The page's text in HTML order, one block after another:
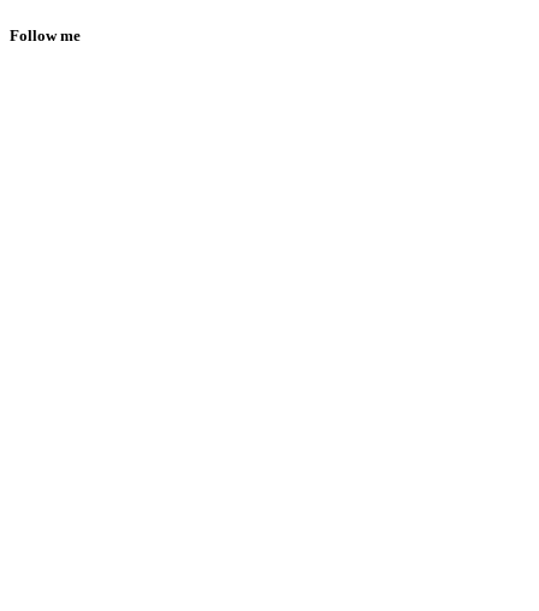
Follow me